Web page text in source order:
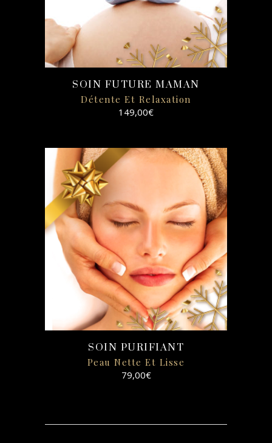
SOIN FUTURE MAMAN
Détente Et Relaxation
149,00€
SELECT
OPTIONS
SOIN PURIFIANT
Peau Nette Et Lisse
79,00€
SELECT